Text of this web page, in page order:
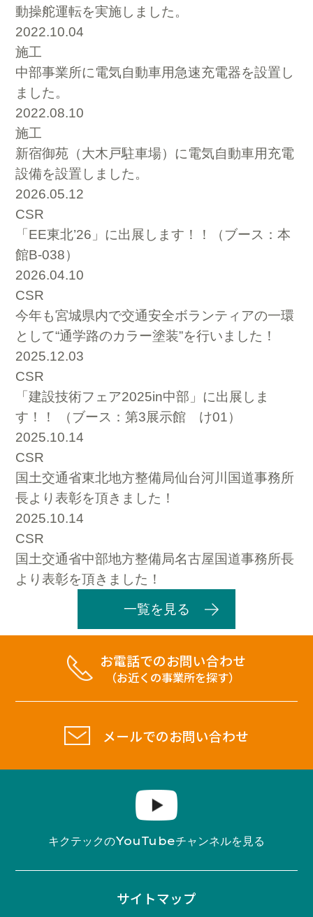
動操舵運転を実施しました。
2022.10.04
施工
中部事業所に電気自動車用急速充電器を設置し
ました。
2022.08.10
施工
新宿御苑（大木戸駐車場）に電気自動車用充電
設備を設置しました。
2026.05.12
CSR
「EE東北’26」に出展します！！（ブース：本
館B-038）
2026.04.10
CSR
今年も宮城県内で交通安全ボランティアの一環
として“通学路のカラー塗装”を行いました！
2025.12.03
CSR
「建設技術フェア2025in中部」に出展しま
す！！ （ブース：第3展示館 け01）
2025.10.14
CSR
国土交通省東北地方整備局仙台河川国道事務所
長より表彰を頂きました！
2025.10.14
CSR
国土交通省中部地方整備局名古屋国道事務所長
より表彰を頂きました！
一覧を見る
お電話でのお問い合わせ
（お近くの事業所を探す）
メールでのお問い合わせ
キクテックのYouTubeチャンネルを見る
サイトマップ